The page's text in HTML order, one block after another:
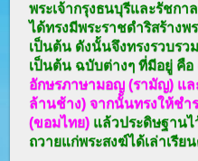
พระเจ้ากรุงธนบุรีและรัชก
ได้ทรงมีพระราชดำริสร้างพ
เป็นต้น ดังนั้นจึงทรงรวบรว
เป็นต้น ฉบับต่างๆ ที่มีอยู่ คือ
อักษรภาษามอญ(รามัญ) แล
ล้านช้าง) จากนั้นทรงให้ชำ
(ขอมไทย) แล้วประดิษฐาน
ถวายแก่พระสงฆ์ได้เล่าเรีย